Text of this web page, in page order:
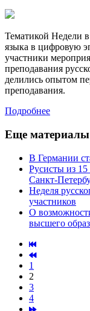
Тематикой Недели
языка в цифровую
участники
преподавания
делились опытом
преподавания.
Подробнее
Еще материалы
В Германии
Русисты из
Санкт-
Неделя
участников
О
высшего
1
2
3
4